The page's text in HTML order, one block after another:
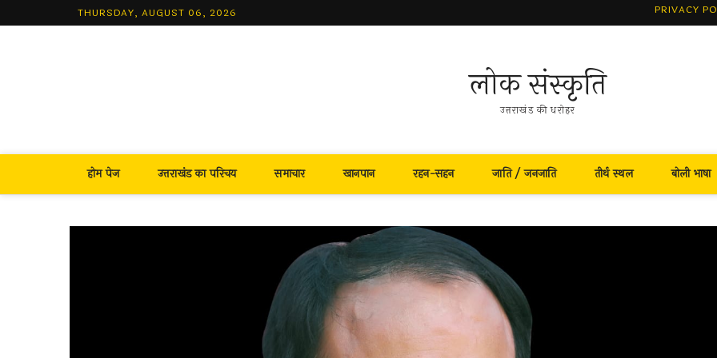
to
THURSDAY, AUGUST 06, 2026 PRIVACY
लोक संस्कृति
उत्तराखंड की धरोहर
होम पेज उत्तराखंड का परिचय समाचार खानपान रहन-सहन जाति / जनजाति तीर्थ स्थल बोली भाषा